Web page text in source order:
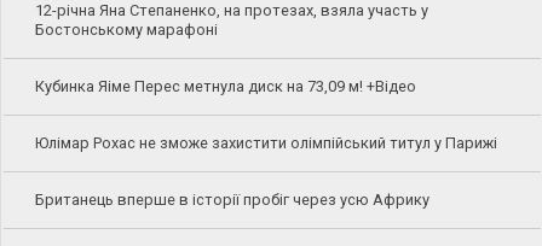
12-річна Яна Степаненко, на протезах, взяла участь у
Бостонському марафоні
Кубинка Яіме Перес метнула диск на 73,09 м! +Відео
Юлімар Рохас не зможе захистити олімпійський титул у Парижі
Британець вперше в історії пробіг через усю Африку